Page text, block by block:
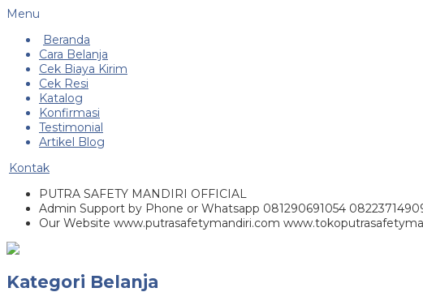
Menu
Beranda
Cara Belanja
Cek Biaya Kirim
Cek Resi
Katalog
Konfirmasi
Testimonial
Artikel Blog
Kontak
PUTRA SAFETY MANDIRI OFFICIAL
Admin Support by Phone or Whatsapp 081290691054
Our Website www.putrasafetymandiri.com
Kategori Belanja